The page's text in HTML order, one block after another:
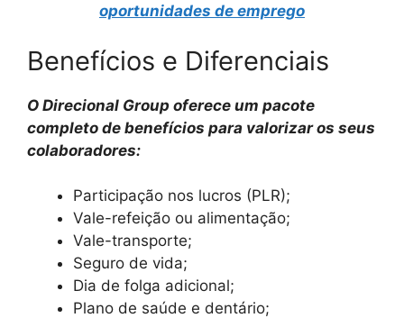
oportunidades de emprego
Benefícios e Diferenciais
O Direcional Group oferece um pacote
completo de benefícios para valorizar os seus
colaboradores:
Participação nos lucros (PLR);
Vale-refeição ou alimentação;
Vale-transporte;
Seguro de vida;
Dia de folga adicional;
Plano de saúde e dentário;